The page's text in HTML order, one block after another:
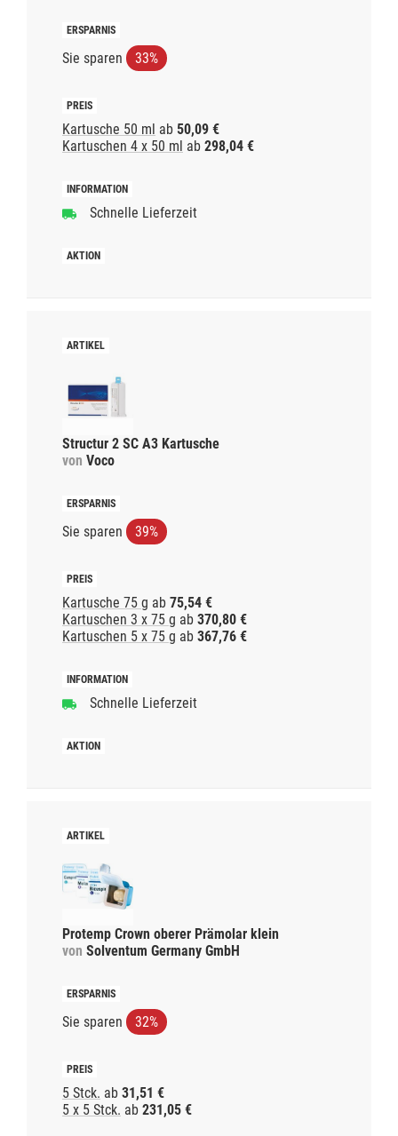
Sie sparen 33%
Kartusche 50 ml ab 50,09 €
Kartuschen 4 x 50 ml ab 298,04 €
Schnelle Lieferzeit
Structur 2 SC A3 Kartusche
von Voco
Sie sparen 39%
Kartusche 75 g ab 75,54 €
Kartuschen 3 x 75 g ab 370,80 €
Kartuschen 5 x 75 g ab 367,76 €
Schnelle Lieferzeit
Protemp Crown oberer Prämolar klein
von Solventum Germany GmbH
Sie sparen 32%
5 Stck. ab 31,51 €
5 x 5 Stck. ab 231,05 €